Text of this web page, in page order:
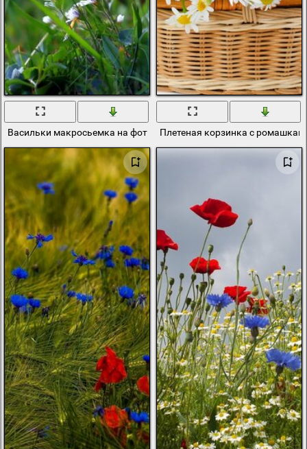
Васильки макросьемка на фото в полеПлетеная корзинка с